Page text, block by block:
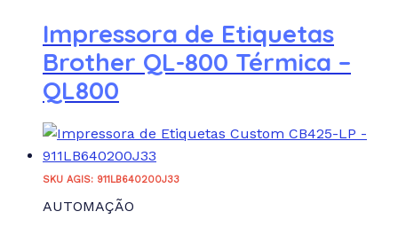
Impressora de Etiquetas
Brother QL-800 Térmica –
QL800
SKU AGIS: 911LB640200J33
AUTOMAÇÃO